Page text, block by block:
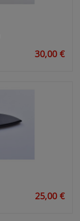
30,00 €
25,00 €